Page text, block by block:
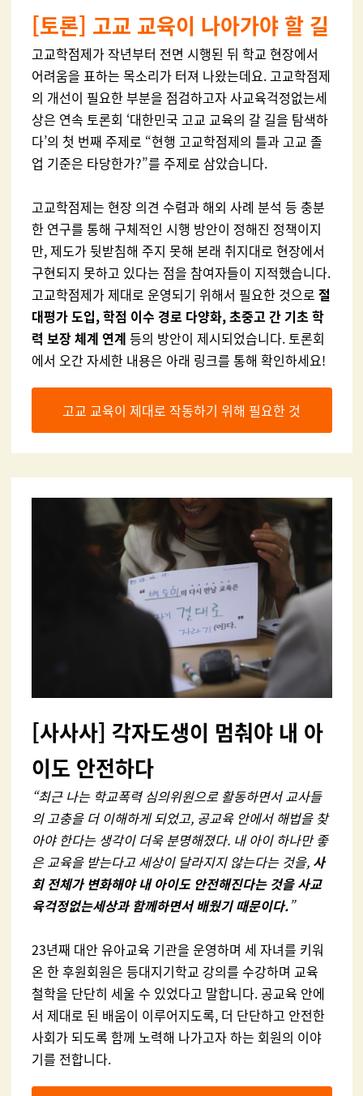
[토론] 고교 교육이 나아가야 할 길
고교학점제가 작년부터 전면 시행된 뒤 학교 현장에서
어려움을 표하는 목소리가 터져 나왔는데요. 고교학점제
의 개선이 필요한 부분을 점검하고자 사교육걱정없는세
상은 연속 토론회 ‘대한민국 고교 교육의 갈 길을 탐색하
다’의 첫 번째 주제로 “현행 고교학점제의 틀과 고교 졸
업 기준은 타당한가?”를 주제로 삼았습니다.
고교학점제는 현장 의견 수렴과 해외 사례 분석 등 충분
한 연구를 통해 구체적인 시행 방안이 정해진 정책이지
만, 제도가 뒷받침해 주지 못해 본래 취지대로 현장에서
구현되지 못하고 있다는 점을 참여자들이 지적했습니다.
고교학점제가 제대로 운영되기 위해서 필요한 것으로 절
대평가 도입, 학점 이수 경로 다양화, 초중고 간 기초 학
력 보장 체계 연계 등의 방안이 제시되었습니다. 토론회
에서 오간 자세한 내용은 아래 링크를 통해 확인하세요!
고교 교육이 제대로 작동하기 위해 필요한 것
[사사사] 각자도생이 멈춰야 내 아
이도 안전하다
“최근 나는 학교폭력 심의위원으로 활동하면서 교사들
의 고충을 더 이해하게 되었고, 공교육 안에서 해법을 찾
아야 한다는 생각이 더욱 분명해졌다. 내 아이 하나만 좋
은 교육을 받는다고 세상이 달라지지 않는다는 것을, 사
회 전체가 변화해야 내 아이도 안전해진다는 것을 사교
육걱정없는세상과 함께하면서 배웠기 때문이다.”
23년째 대안 유아교육 기관을 운영하며 세 자녀를 키워
온 한 후원회원은 등대지기학교 강의를 수강하며 교육
철학을 단단히 세울 수 있었다고 말합니다. 공교육 안에
서 제대로 된 배움이 이루어지도록, 더 단단하고 안전한
사회가 되도록 함께 노력해 나가고자 하는 회원의 이야
기를 전합니다.